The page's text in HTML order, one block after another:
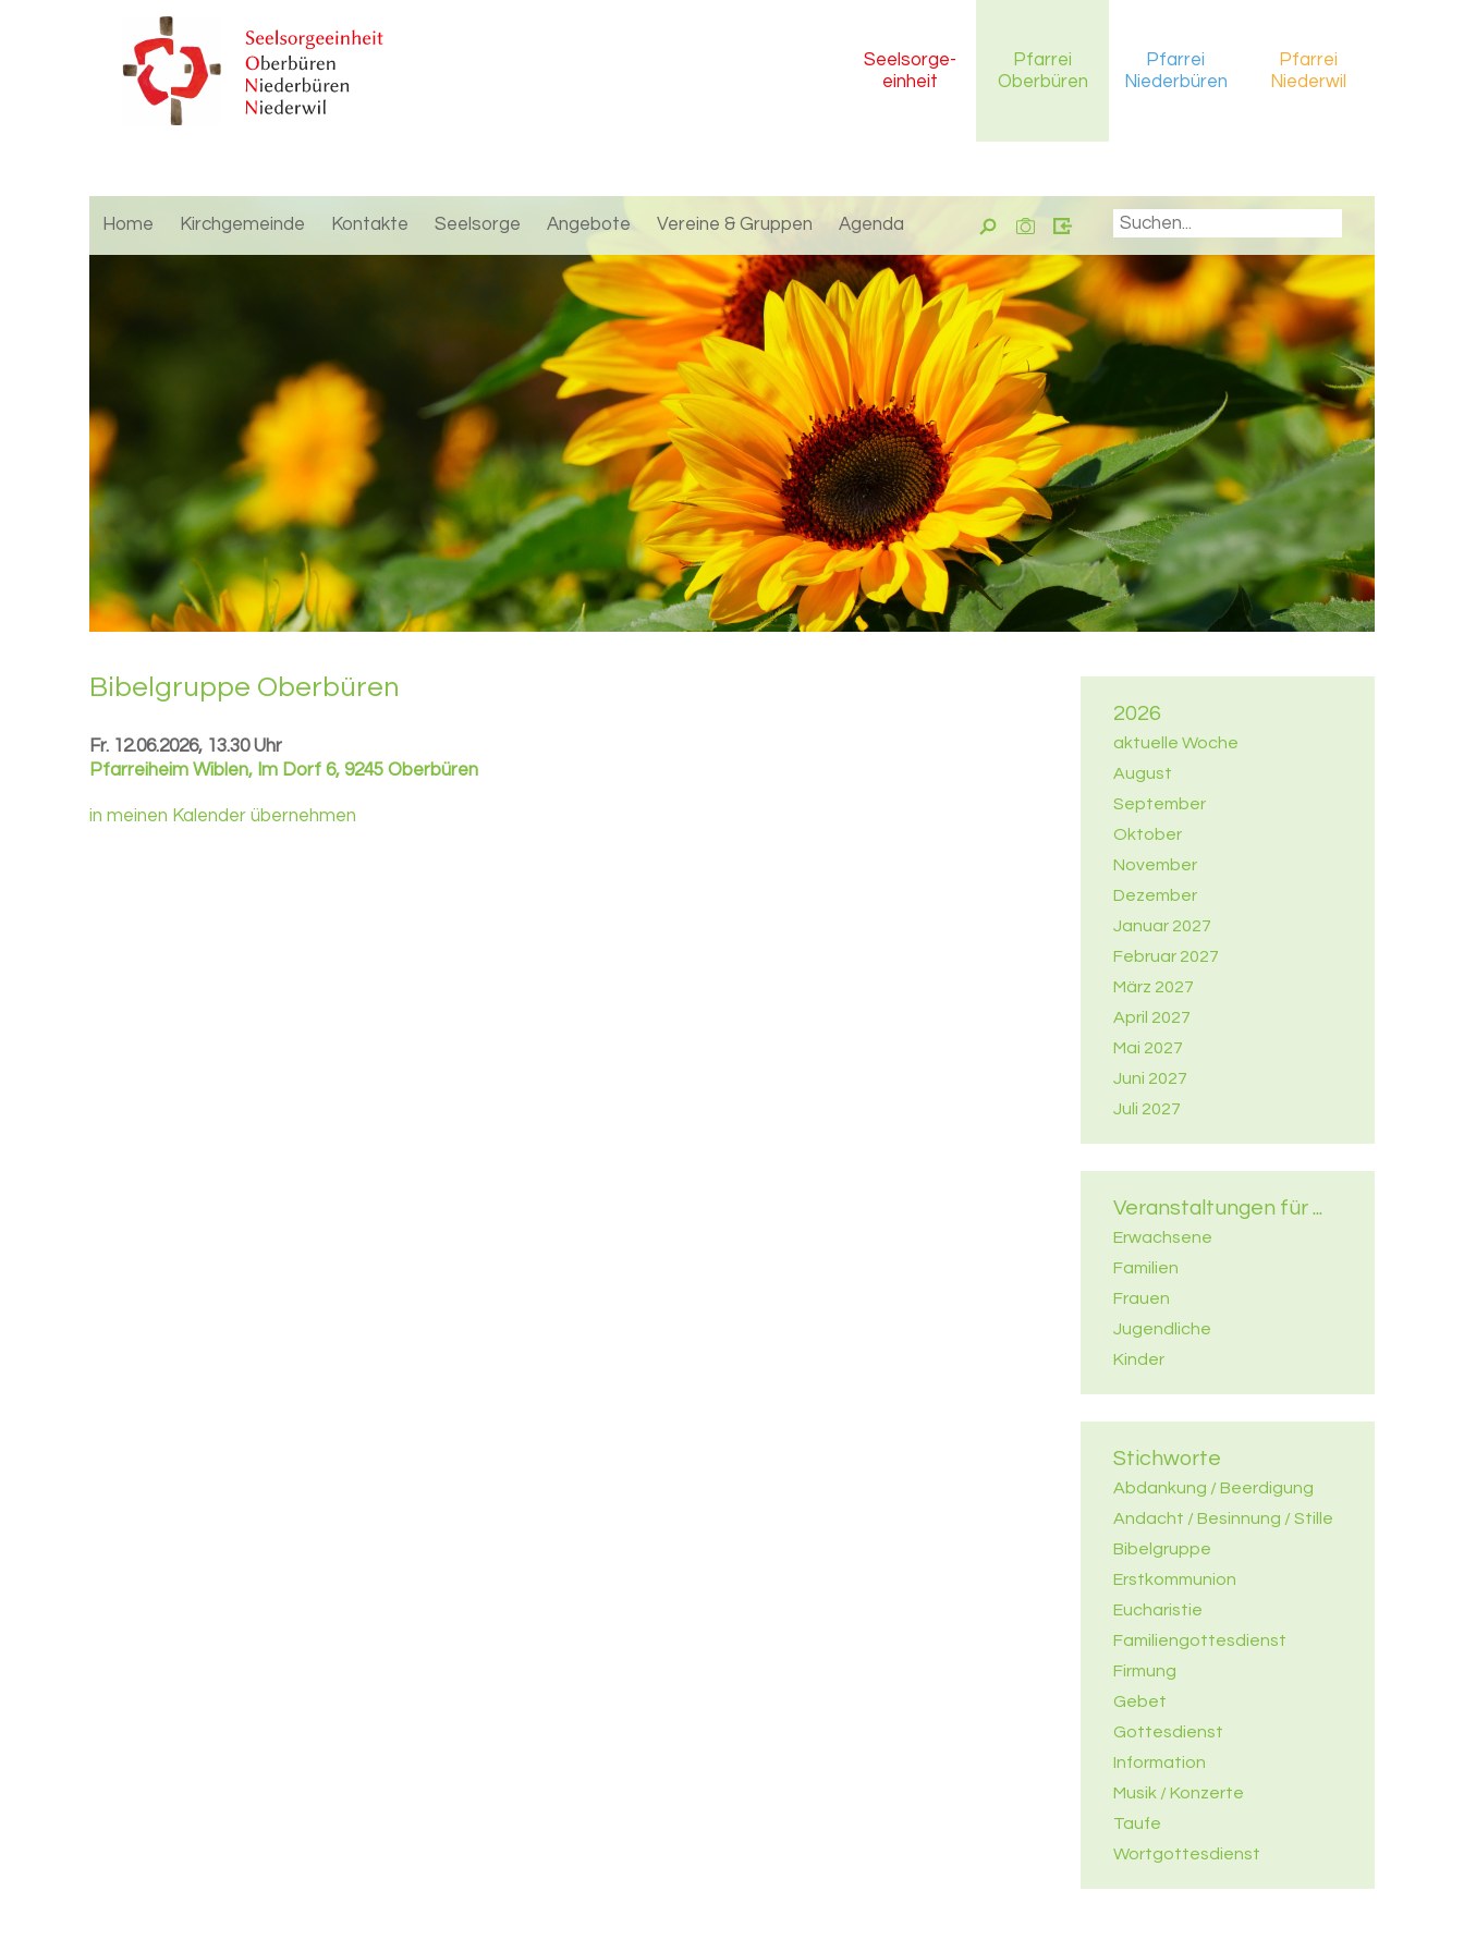
Seelsorge-
einheit
Pfarrei
Oberbüren
Pfarrei
Niederbüren
Pfarrei
Niederwil
Home Kirchgemeinde Kontakte Seelsorge Angebote Vereine & Gruppen Agenda
2026
aktuelle Woche
August
September
Oktober
November
Dezember
Januar 2027
Februar 2027
März 2027
April 2027
Mai 2027
Juni 2027
Juli 2027
Veranstaltungen für ...
Erwachsene
Familien
Frauen
Jugendliche
Kinder
Stichworte
Abdankung / Beerdigung
Andacht / Besinnung / Stille
Bibelgruppe
Erstkommunion
Eucharistie
Familiengottesdienst
Firmung
Gebet
Gottesdienst
Information
Musik / Konzerte
Taufe
Wortgottesdienst
Bi­bel­grup­pe Ober­bü­ren
Fr. 12.06.2026, 13.30 Uhr
Pfarreiheim Wiblen, Im Dorf 6, 9245 Oberbüren
in meinen Kalender übernehmen